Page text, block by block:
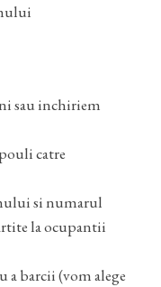
sau inchiriem
catre
si numarul
la ocupantii
a barcii (vom alege